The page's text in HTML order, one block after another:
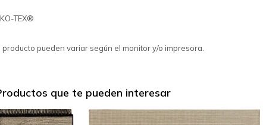
TEX®
pueden variar según el monitor y/o impresora.
que te pueden interesar